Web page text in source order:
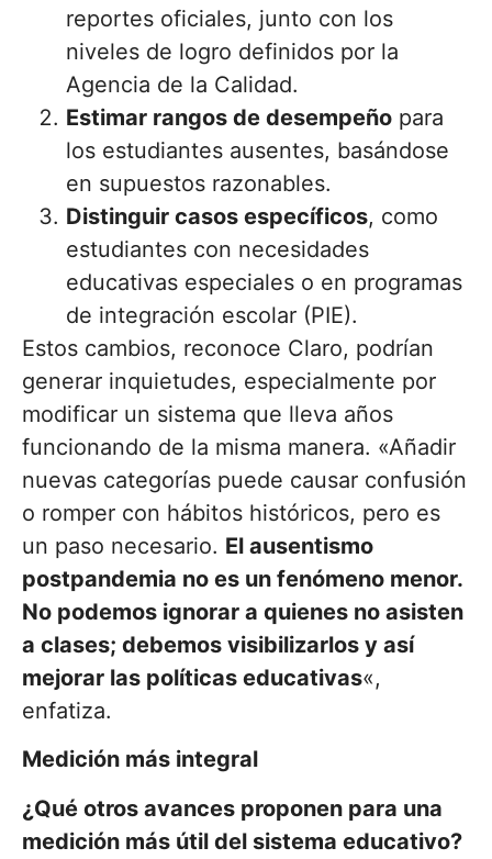
reportes oficiales, junto con los
niveles de logro definidos por la
Agencia de la Calidad.
Estimar rangos de desempeño para
los estudiantes ausentes, basándose
en supuestos razonables.
Distinguir casos específicos, como
estudiantes con necesidades
educativas especiales o en programas
de integración escolar (PIE).
Estos cambios, reconoce Claro, podrían
generar inquietudes, especialmente por
modificar un sistema que lleva años
funcionando de la misma manera. «Añadir
nuevas categorías puede causar confusión
o romper con hábitos históricos, pero es
un paso necesario. El ausentismo
postpandemia no es un fenómeno menor.
No podemos ignorar a quienes no asisten
a clases; debemos visibilizarlos y así
mejorar las políticas educativas«,
enfatiza.
Medición más integral
¿Qué otros avances proponen para una
medición más útil del sistema educativo?